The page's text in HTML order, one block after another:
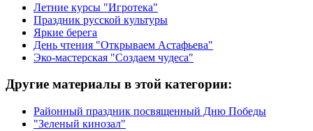
Летние курсы "Игротека"
Праздник русской культуры
Яркие берега
День чтения "Открываем Астафьева"
Эко-мастерская "Создаем чудеса"
Другие материалы в этой категории:
Районный праздник посвященный Дню Победы
"Зеленый кинозал"